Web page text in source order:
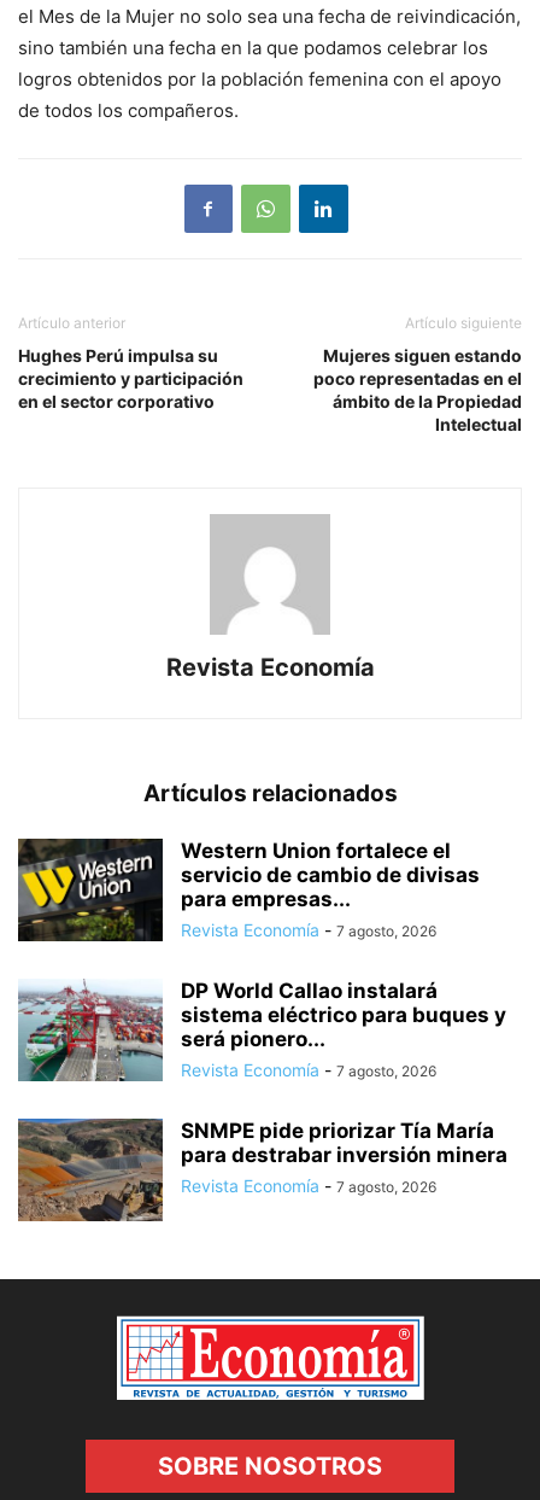
el Mes de la Mujer no solo sea una fecha de reivindicación,
sino también una fecha en la que podamos celebrar los
logros obtenidos por la población femenina con el apoyo
de todos los compañeros.
Artículo anterior
Hughes Perú impulsa su
crecimiento y participación
en el sector corporativo
Artículo siguiente
Mujeres siguen estando
poco representadas en el
ámbito de la Propiedad
Intelectual
Revista Economía
Artículos relacionados
Western Union fortalece el
servicio de cambio de divisas
para empresas...
Revista Economía - 7 agosto, 2026
DP World Callao instalará
sistema eléctrico para buques y
será pionero...
Revista Economía - 7 agosto, 2026
SNMPE pide priorizar Tía María
para destrabar inversión minera
Revista Economía - 7 agosto, 2026
SOBRE NOSOTROS